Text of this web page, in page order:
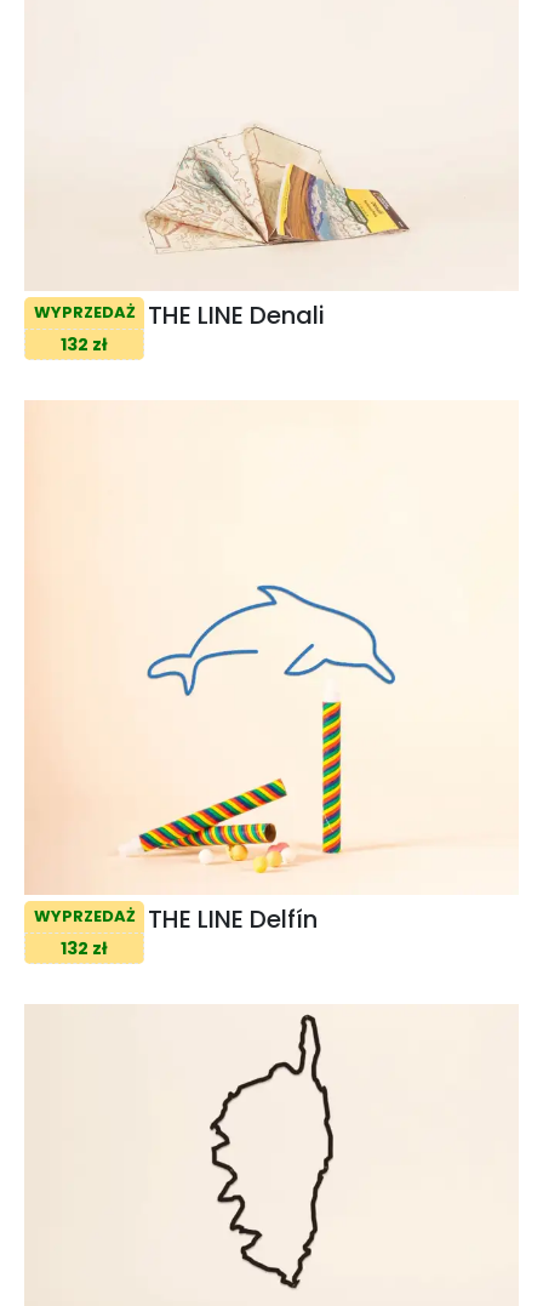
WYPRZEDAŻ
132 zł
THE LINE Denali
WYPRZEDAŻ
132 zł
THE LINE Delfín